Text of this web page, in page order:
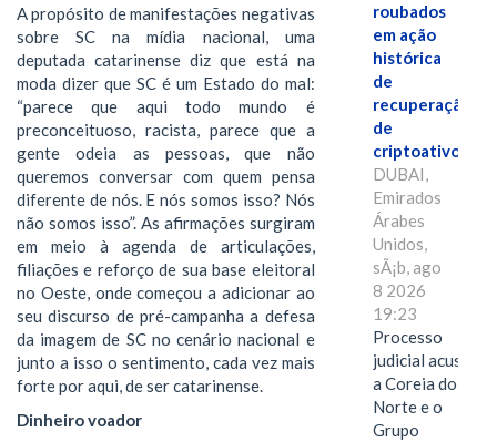
A propósito de manifestações negativas
sobre SC na mídia nacional, uma
deputada catarinense diz que está na
moda dizer que SC é um Estado do mal:
“parece que aqui todo mundo é
preconceituoso, racista, parece que a
gente odeia as pessoas, que não
queremos conversar com quem pensa
diferente de nós. E nós somos isso? Nós
não somos isso”. As afirmações surgiram
em meio à agenda de articulações,
filiações e reforço de sua base eleitoral
no Oeste, onde começou a adicionar ao
seu discurso de pré-campanha a defesa
da imagem de SC no cenário nacional e
junto a isso o sentimento, cada vez mais
forte por aqui, de ser catarinense.
Dinheiro voador
roubados
em ação
histórica
de
recuperação
de
criptoativos
DUBAI,
Emirados
Árabes
Unidos,
sÃ¡b, ago
8 2026
19:23
Processo
judicial acusa
a Coreia do
Norte e o
Grupo